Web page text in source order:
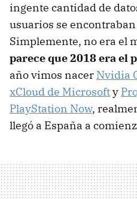
ingente cantidad de
usuarios se
Simplemente, no era el
parece que 2018 era el
año vimos nacer Nvidia
xCloud de Microsofty
PlayStation Now,
llegó a España a